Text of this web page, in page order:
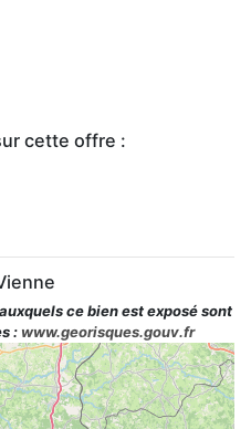
cette offre :
ce bien est exposé sont
: www.georisques.gouv.fr